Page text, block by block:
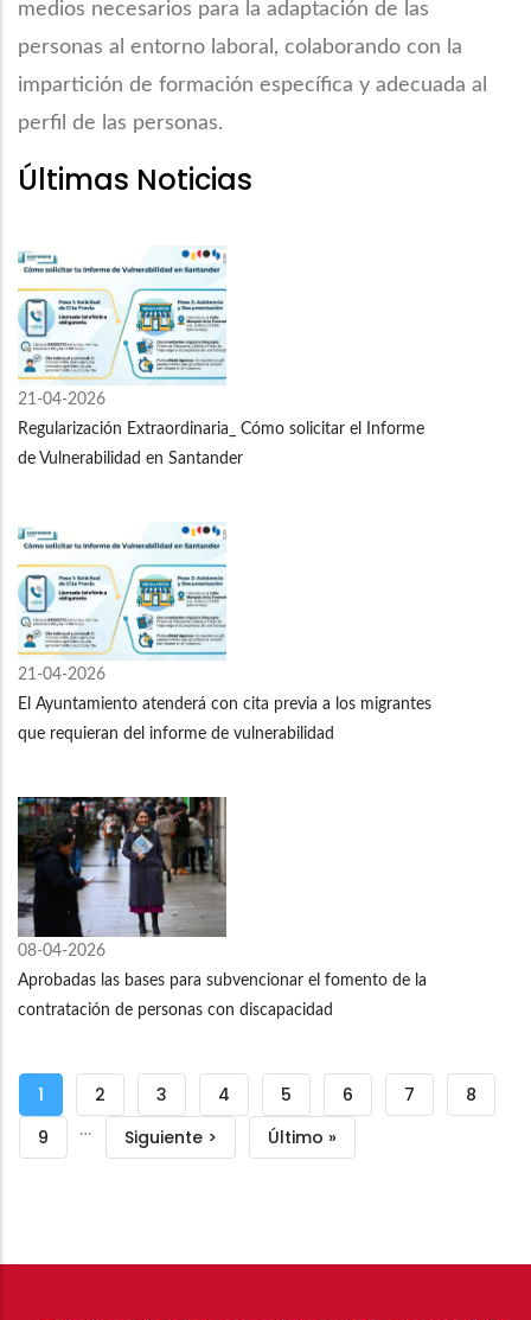
medios necesarios para la adaptación de las
personas al entorno laboral, colaborando con la
impartición de formación específica y adecuada al
perfil de las personas.
Últimas Noticias
21-04-2026
Regularización Extraordinaria_ Cómo solicitar el Informe
de Vulnerabilidad en Santander
21-04-2026
El Ayuntamiento atenderá con cita previa a los migrantes
que requieran del informe de vulnerabilidad
08-04-2026
Aprobadas las bases para subvencionar el fomento de la
contratación de personas con discapacidad
Paginación
Página
actual
1 Página
2 Página
3 Página
4 Página
5 Página
6 Página
7 Página
8
Página
9 …
Siguiente
Siguiente >
Última
Último »